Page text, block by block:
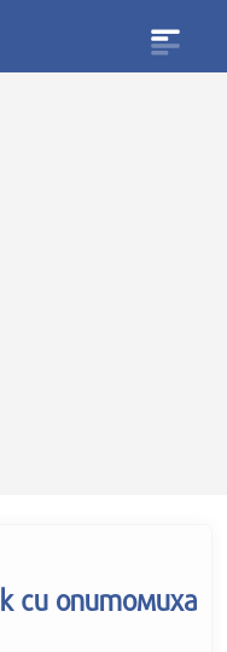
си опитомиха